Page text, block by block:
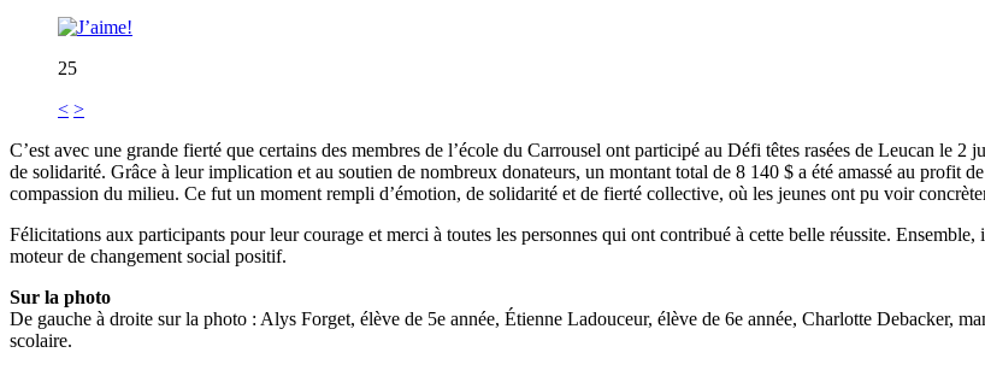
25
< >
C’est avec une grande fierté que certains des membres de l’école du Carrousel ont participé au Défi têtes rasées de Leucan le
de solidarité. Grâce à leur implication et au soutien de nombreux donateurs, un montant total de 8 140 $ a été amassé au profit
compassion du milieu. Ce fut un moment rempli d’émotion, de solidarité et de fierté collective, où les jeunes ont pu voir
Félicitations aux participants pour leur courage et merci à toutes les personnes qui ont contribué à cette belle réussite.
moteur de changement social positif.
Sur la photo
De gauche à droite sur la photo : Alys Forget, élève de 5e année, Étienne Ladouceur, élève de 6e année, Charlotte Debacker,
scolaire.